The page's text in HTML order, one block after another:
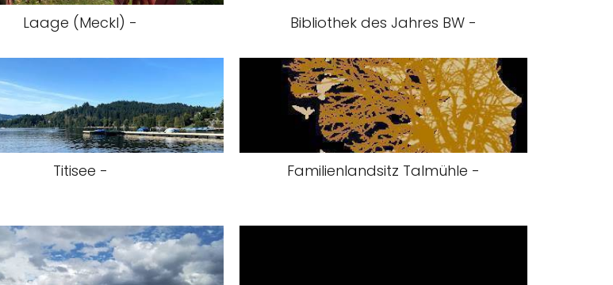
Laage (Meckl) - Bibliothek des Jahres BW -
Titisee - Familienlandsitz Talmühle -